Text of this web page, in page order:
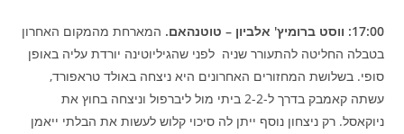
17:00: ווסט ברומיץ' אלביון – טוטנהאם.
המארחת מהמקום האחרון
בטבלה החליטה להתעורר שניה לפני שהגיליוטינה יורדת עליה באופן
סופי. בשלושת המחזורים האחרונים היא ניצחה באולד טראפורד,
עשתה קאמבק בדרך ל-2-2 ביתי מול ליברפול וניצחה בחוץ את
ניוקאסל. רק ניצחון נוסף ייתן לה סיכוי קלוש לעשות את הבלתי ייאמן